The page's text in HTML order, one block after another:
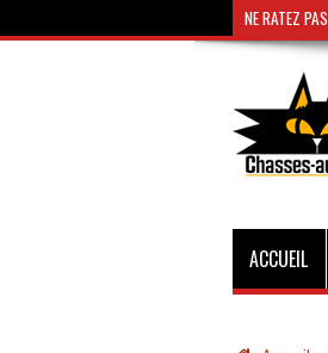
NE RATEZ PAS
ACCUEIL